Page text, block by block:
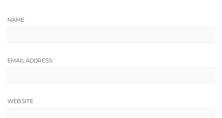
NAME
EMAIL ADDRESS
WEBSITE